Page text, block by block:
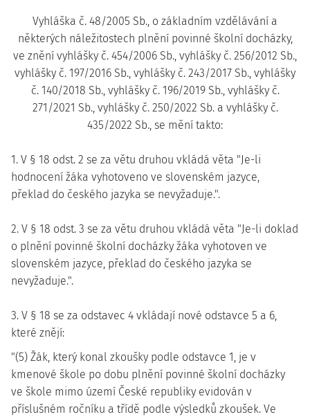
Vyhláška č. 48/2005 Sb., o základním vzdělávání a
některých náležitostech plnění povinné školní docházky,
ve znění vyhlášky č. 454/2006 Sb., vyhlášky č. 256/2012 Sb.,
vyhlášky č. 197/2016 Sb., vyhlášky č. 243/2017 Sb., vyhlášky
č. 140/2018 Sb., vyhlášky č. 196/2019 Sb., vyhlášky č.
271/2021 Sb., vyhlášky č. 250/2022 Sb. a vyhlášky č.
435/2022 Sb., se mění takto:
1. V § 18 odst. 2 se za větu druhou vkládá věta "Je-li
hodnocení žáka vyhotoveno ve slovenském jazyce,
překlad do českého jazyka se nevyžaduje.".
2. V § 18 odst. 3 se za větu druhou vkládá věta "Je-li doklad
o plnění povinné školní docházky žáka vyhotoven ve
slovenském jazyce, překlad do českého jazyka se
nevyžaduje.".
3. V § 18 se za odstavec 4 vkládají nové odstavce 5 a 6,
které znějí:
"(5) Žák, který konal zkoušky podle odstavce 1, je v
kmenové škole po dobu plnění povinné školní docházky
ve škole mimo území České republiky evidován v
příslušném ročníku a třídě podle výsledků zkoušek. Ve